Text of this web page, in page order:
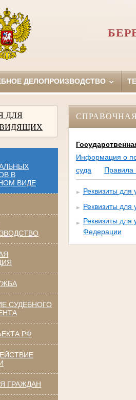
ДЕЛОПРОИЗВОДСТВО
ДЛЯ
В
ВИДЕ
СУДЕБНОГО
РФ
ГРАЖДАН
Информация о
суда
Правила
Реквизиты
Реквизиты
Реквизиты
Федерации